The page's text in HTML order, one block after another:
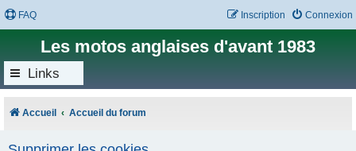
FAQ Connexion
Inscription
Les motos anglaises d'avant 1983
Links
Accueil Accueil du forum